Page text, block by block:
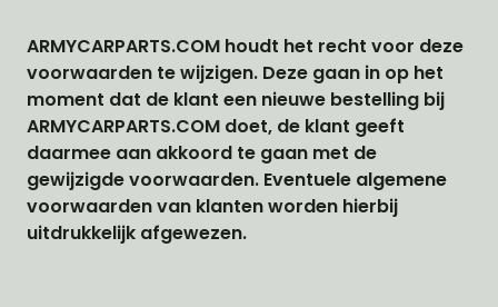
ARMYCARPARTS.COM houdt het recht voor deze
voorwaarden te wijzigen. Deze gaan in op het
moment dat de klant een nieuwe bestelling bij
ARMYCARPARTS.COM doet, de klant geeft
daarmee aan akkoord te gaan met de
gewijzigde voorwaarden. Eventuele algemene
voorwaarden van klanten worden hierbij
uitdrukkelijk afgewezen.